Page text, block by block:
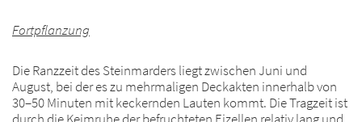
Fortpflanzung
Die Ranzzeit des Steinmarders liegt zwischen Juni und
August, bei der es zu mehrmaligen Deckakten innerhalb von
30–50 Minuten mit keckernden Lauten kommt. Die Tragzeit ist